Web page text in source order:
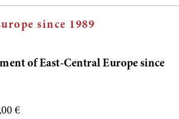
since 1989
of East-Central Europe since
€